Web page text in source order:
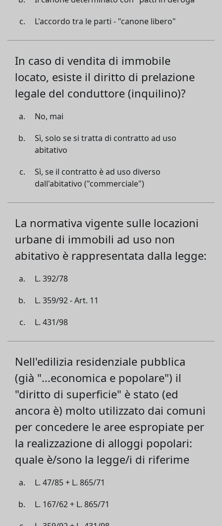
L'accordo tra le parti - "canone libero"
In caso di vendita di immobile
locato, esiste il diritto di prelazione
legale del conduttore (inquilino)?
No, mai
Sì, solo se si tratta di contratto ad uso
abitativo
Sì, se il contratto è ad uso diverso
dall'abitativo ("commerciale")
La normativa vigente sulle locazioni
urbane di immobili ad uso non
abitativo è rappresentata dalla legge:
L. 392/78
L. 359/92 - Art. 11
L. 431/98
Nell'edilizia residenziale pubblica
(già "...economica e popolare") il
"diritto di superficie" è stato (ed
ancora è) molto utilizzato dai comuni
per concedere le aree espropiate per
la realizzazione di alloggi popolari:
quale è/sono la legge/i di riferime
L. 47/85 + L. 865/71
L. 167/62 + L. 865/71